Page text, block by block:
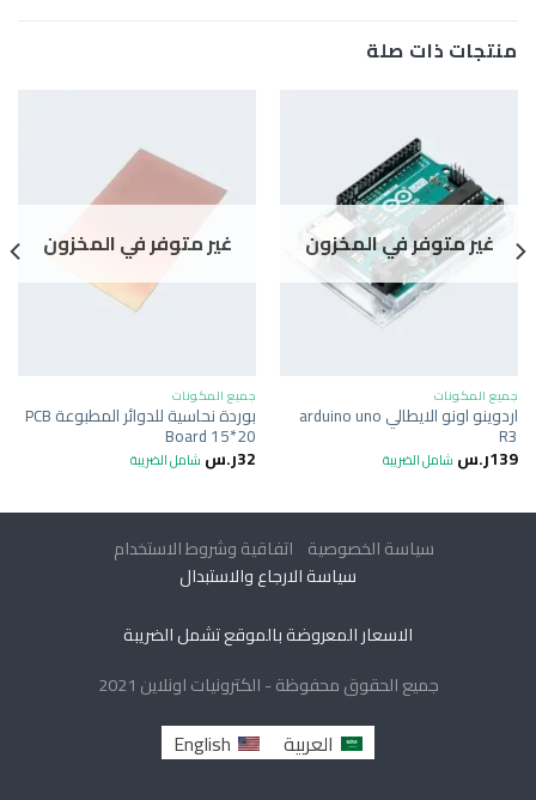
منتجات ذات صلة
غير متوفر في المخزون
جميع المكونات
اردوينو اونو الايطالي arduino uno
R3
139ر.س شامل الضريبة
غير متوفر في المخزون
جميع المكونات
بوردة نحاسية للدوائر المطبوعة PCB
Board 15*20
32ر.س شامل الضريبة
سياسة الخصوصية اتفاقية وشروط الاستخدام
سياسة الارجاع والاستبدال
الاسعار المعروضة بالموقع تشمل الضريبة
جميع الحقوق محفوظة - الكترونيات اونلاين 2021
العربية English